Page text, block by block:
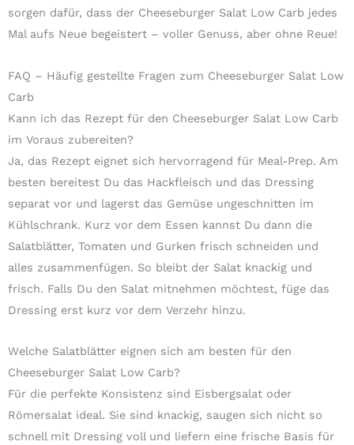
sorgen dafür, dass der Cheeseburger Salat Low Carb jedes
Mal aufs Neue begeistert – voller Genuss, aber ohne Reue!
FAQ – Häufig gestellte Fragen zum Cheeseburger Salat Low
Carb
Kann ich das Rezept für den Cheeseburger Salat Low Carb
im Voraus zubereiten?
Ja, das Rezept eignet sich hervorragend für Meal-Prep. Am
besten bereitest Du das Hackfleisch und das Dressing
separat vor und lagerst das Gemüse ungeschnitten im
Kühlschrank. Kurz vor dem Essen kannst Du dann die
Salatblätter, Tomaten und Gurken frisch schneiden und
alles zusammenfügen. So bleibt der Salat knackig und
frisch. Falls Du den Salat mitnehmen möchtest, füge das
Dressing erst kurz vor dem Verzehr hinzu.
Welche Salatblätter eignen sich am besten für den
Cheeseburger Salat Low Carb?
Für die perfekte Konsistenz sind Eisbergsalat oder
Römersalat ideal. Sie sind knackig, saugen sich nicht so
schnell mit Dressing voll und liefern eine frische Basis für